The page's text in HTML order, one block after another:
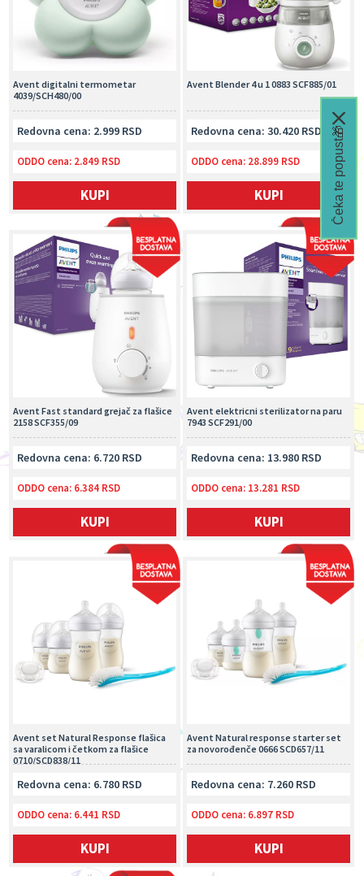
Avent Blender 4 u 1 0883 SCF885/01
Redovna cena: 30.420 RSD
ODDO cena: 28.899 RSD
KUPI
Avent digitalni termometar
4039/SCH480/00
Redovna cena: 2.999 RSD
ODDO cena: 2.849 RSD
KUPI
Avent elektricni sterilizator na paru
7943 SCF291/00
Redovna cena: 13.980 RSD
ODDO cena: 13.281 RSD
KUPI
Avent Fast standard grejač za flašice
2158 SCF355/09
Redovna cena: 6.720 RSD
ODDO cena: 6.384 RSD
KUPI
Avent Natural response starter set
za novorođenče 0666 SCD657/11
Redovna cena: 7.260 RSD
ODDO cena: 6.897 RSD
KUPI
Avent set Natural Response flašica
sa varalicom i četkom za flašice
0710/SCD838/11
Redovna cena: 6.780 RSD
ODDO cena: 6.441 RSD
KUPI
Čeka te popust🎁